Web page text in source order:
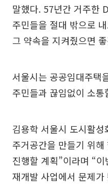
말했다. 57년간 거주한
주민들을 절대 밖으로
그 약속을 지켜줬으면
서울시는 공공임대주택
주민들과 끊임없이 소통
김용학 서울시 도시활
주거공간을 만들기 위
진행할 계획”이라며 “
재개발 사업에서 문제